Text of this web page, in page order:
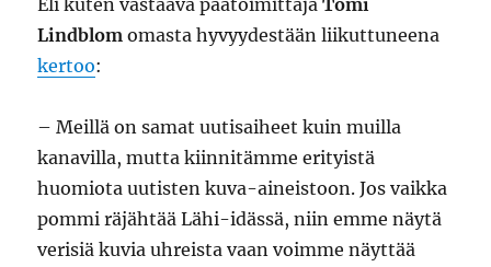
Lindblom omasta hyvyydestään liikuttuneena
kertoo:
– Meillä on samat uutisaiheet kuin muilla
kanavilla, mutta kiinnitämme erityistä
huomiota uutisten kuva-aineistoon. Jos vaikka
pommi räjähtää Lähi-idässä, niin emme näytä
verisiä kuvia uhreista vaan voimme näyttää